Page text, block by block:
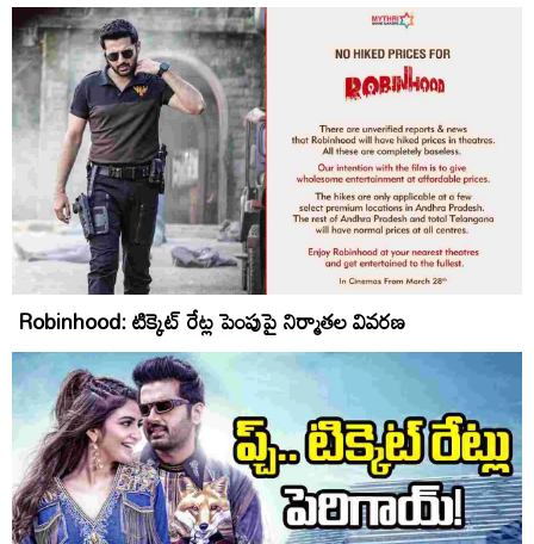
Robinhood: టిక్కెట్ రేట్ల పెంపుపై నిర్మాతల వివరణ